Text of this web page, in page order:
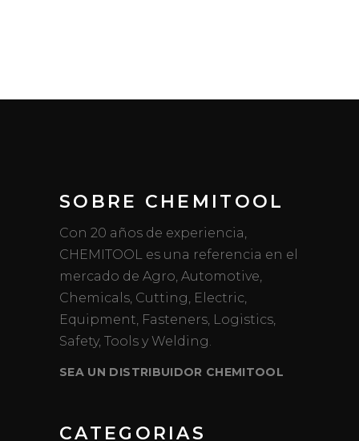
SOBRE CHEMITOOL
Con 20 años de experiencia,
CHEMITOOL es una referencia en el
mercado de Agro, Automotive,
Chemicals, Cutting, Electric,
Equipment, Fasteners, Logistics,
Safety, Tools y Welding.
SEA UN DISTRIBUIDOR CHEMITOOL
CATEGORIAS